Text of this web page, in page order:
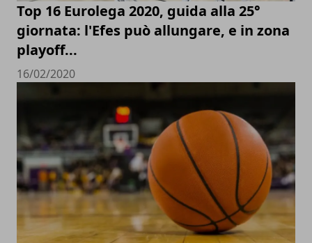
Top 16 Eurolega 2020, guida alla 25°
giornata: l'Efes può allungare, e in zona
playoff...
16/02/2020